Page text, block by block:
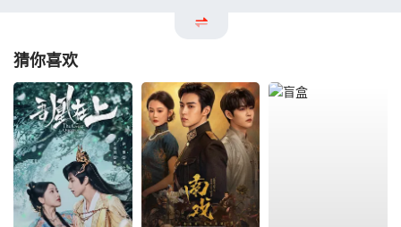
猜你喜欢